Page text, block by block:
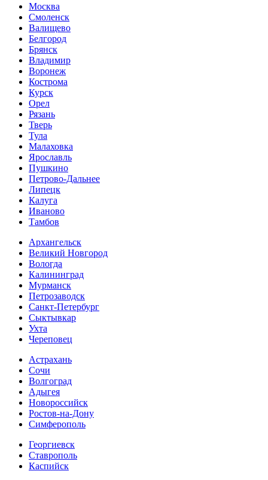
Москва
Смоленск
Валищево
Белгород
Брянск
Владимир
Воронеж
Кострома
Курск
Орел
Рязань
Тверь
Тула
Малаховка
Ярославль
Пушкино
Петрово-Дальнее
Липецк
Калуга
Иваново
Тамбов
Архангельск
Великий Новгород
Вологда
Калининград
Мурманск
Петрозаводск
Санкт-Петербург
Сыктывкар
Ухта
Череповец
Астрахань
Сочи
Волгоград
Адыгея
Новороссийск
Ростов-на-Дону
Симферополь
Георгиевск
Ставрополь
Каспийск